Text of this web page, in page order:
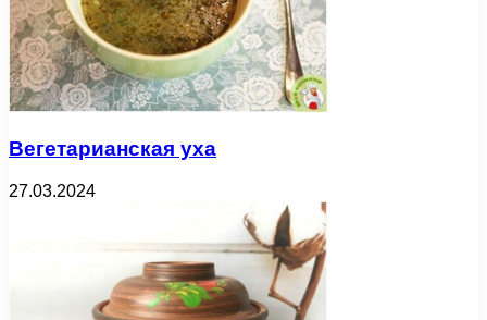
Вегетарианская уха
27.03.2024